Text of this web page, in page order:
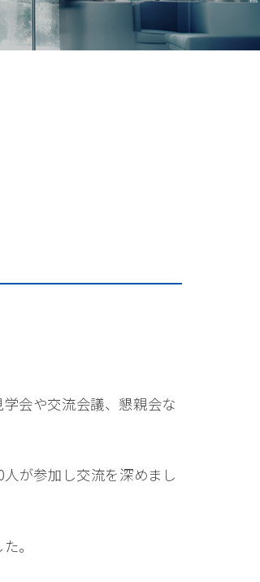
会や交流会議、懇親会な
が参加し交流を深めまし
。